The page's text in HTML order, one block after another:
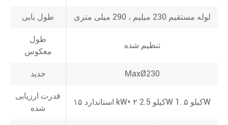
طول بابی لوله مستقیم 230 میلیم ، 290 میلی متری
طول
معکوس
تنظیم شده
جدید MaxØ230
قدرت ارزیابی
شده
استاندارد ۱۵ kW* ۲ 2.5 کیلوW 1. ۵ کیلوW